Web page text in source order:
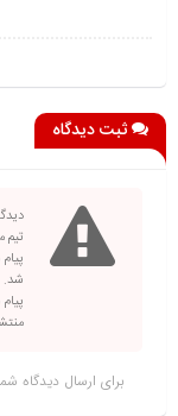
ثبت دیدگاه
شد.
برای ارسال دیدگاه